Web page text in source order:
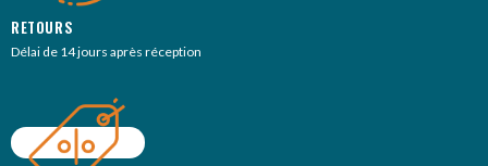
RETOURS
Délai de 14 jours après réception